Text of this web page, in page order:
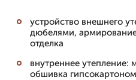
устройство внешнего
дюбелями,
отделка
внутреннее утепление:
обшивка